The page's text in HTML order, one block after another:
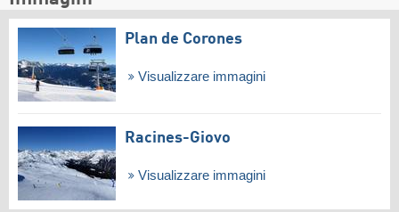
Plan de Corones
Visualizzare immagini
Racines-Giovo
Visualizzare immagini